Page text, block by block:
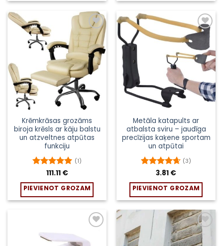
Pievienot
sarakstam
Krēmkrāsas grozāms
biroja krēsls ar kāju balstu
un atzveltnes atpūtas
funkciju
Novērtēts
(1)
111.11 €
PIEVIENOT GROZAM
Pievienot
sarakstam
Metāla katapults ar
atbalsta sviru – jaudīga
precīzijas kaķene sportam
un atpūtai
Novērtēts
5
(3)
3.81 €
PIEVIENOT GROZAM
sarakstam
Pievienot
sarakstam